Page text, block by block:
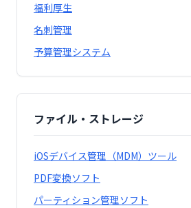
福利厚生
名刺管理
予算管理システム
ファイル・ストレージ
iOSデバイス管理（MDM）ツール
PDF変換ソフト
パーティション管理ソフト